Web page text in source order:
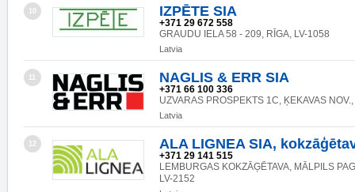
10 IZPĒTE SIA
+371 29 672 558
GRAUDU IELA 58 - 209, RĪGA, LV-1058
Latvia
11 NAGLIS & ERR SIA
+371 66 100 336
UZVARAS PROSPEKTS 1C, ĶEKAVAS
Latvia
12 ALA LIGNEA SIA,
+371 29 141 515
LEMBURGAS KOKZĀĢĒTAVA, MĀLPILS
LV-2152